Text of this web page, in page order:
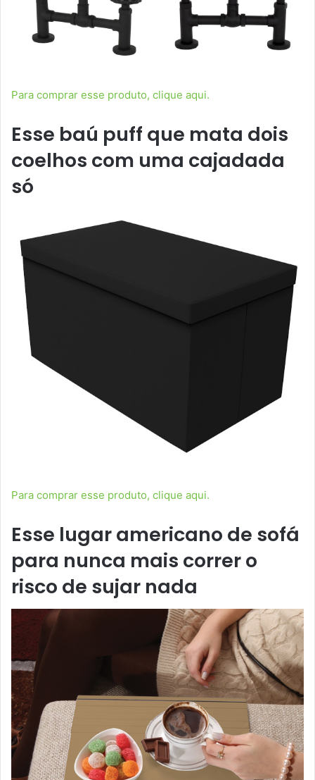
Para comprar esse produto, clique aqui.
Esse baú puff que mata dois
coelhos com uma cajadada
só
Para comprar esse produto, clique aqui.
Esse lugar americano de sofá
para nunca mais correr o
risco de sujar nada